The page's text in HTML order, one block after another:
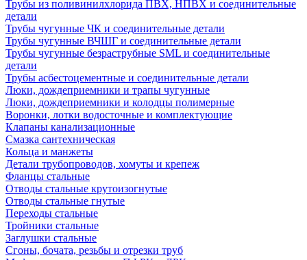
Трубы из поливинилхлорида ПВХ, НПВХ и соединительные
детали
Трубы чугунные ЧК и соединительные детали
Трубы чугунные ВЧШГ и соединительные детали
Трубы чугунные безраструбные SML и соединительные
детали
Трубы асбестоцементные и соединительные детали
Люки, дождеприемники и трапы чугунные
Люки, дождеприемники и колодцы полимерные
Воронки, лотки водосточные и комплектующие
Клапаны канализационные
Смазка сантехническая
Кольца и манжеты
Детали трубопроводов, хомуты и крепеж
Фланцы стальные
Отводы стальные крутоизогнутые
Отводы стальные гнутые
Переходы стальные
Тройники стальные
Заглушки стальные
Сгоны, бочата, резьбы и отрезки труб